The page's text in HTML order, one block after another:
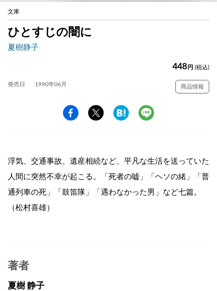
文庫
ひとすじの闇に
夏樹静子
448 円 (税込)
発売日 1990年06月 商品情報
浮気、交通事故、遺産相続など、平凡な生活を送っていた
人間に突然不幸が起こる。「死者の嘘」「ヘソの緒」「普
通列車の死」「鼓笛隊」「遇わなかった男」など七篇。
（松村喜雄）
著者
夏樹 静子